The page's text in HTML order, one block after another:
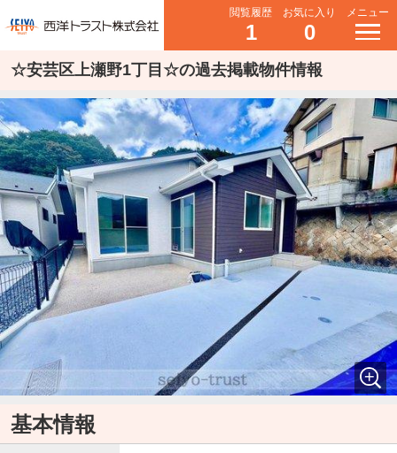
閲覧履歴
1
お気に入り
0
メニュー
☆安芸区上瀬野1丁目☆の過去掲載物件情報
基本情報